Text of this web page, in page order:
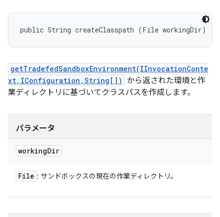
public String createClasspath (File workingDir)
getTradefedSandboxEnvironment(IInvocationConte
xt,IConfiguration,String[])
から返された環境と作
業ディレクトリに基づいてクラスパスを作成します。
パラメータ
workingDir
File : サンドボックスの現在の作業ディレクトリ。